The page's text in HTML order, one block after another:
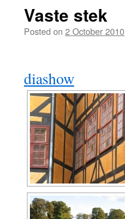
Vaste stek
Posted on 2 October 2010
diashow